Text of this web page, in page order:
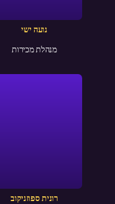
נועה ישי
מנהלת מכירות
רונית ספוזניקוב